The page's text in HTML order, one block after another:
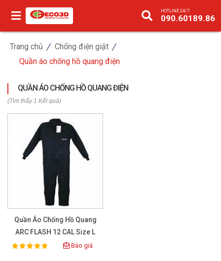
HOTLINE 24/7
090.60189.86
Trang chủ
Chống điện giật
Quần áo chống hồ quang điện
QUẦN ÁO CHỐNG HỒ QUANG ĐIỆN
(Tìm thấy 1 Kết quả)
Quần Áo Chống Hồ Quang
ARC FLASH 12 CAL Size L
Rating:
100% Báo giá